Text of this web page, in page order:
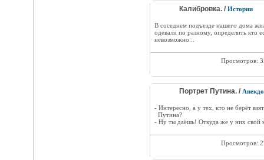
Калибровка. / Истории
В соседнем подъезде нашего дома
одевали по разному, определить кто
невозможно...
Просмотров:
Портрет Путина. /
- Интересно, а у тех, кто не берёт
Путина?
- Ну ты даёшь! Откуда же у них свой
Просмотров: